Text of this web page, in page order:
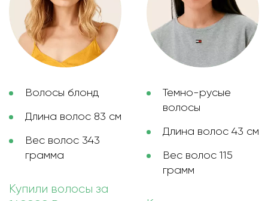
Волосы блонд
Длина волос 83 см
Вес волос 343
грамма
Купили волосы за
Темно-русые
волосы
Длина волос 43 см
Вес волос 115
грамм